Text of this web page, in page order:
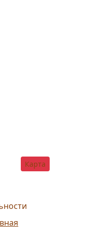
Карта